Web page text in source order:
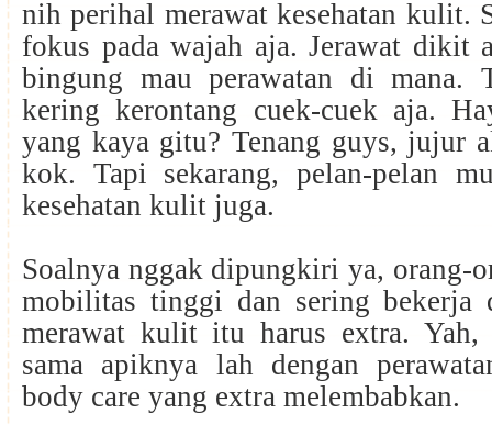
nih perihal merawat kesehatan kulit.
fokus pada wajah aja. Jerawat dikit
bingung mau perawatan di mana.
kering kerontang cuek-cuek aja.
yang kaya gitu? Tenang guys, jujur
kok. Tapi sekarang, pelan-pelan
kesehatan kulit juga.
Soalnya nggak dipungkiri ya, orang-
mobilitas tinggi dan sering bekerja
merawat kulit itu harus extra. Yah,
sama apiknya lah dengan
body care yang extra melembabkan.